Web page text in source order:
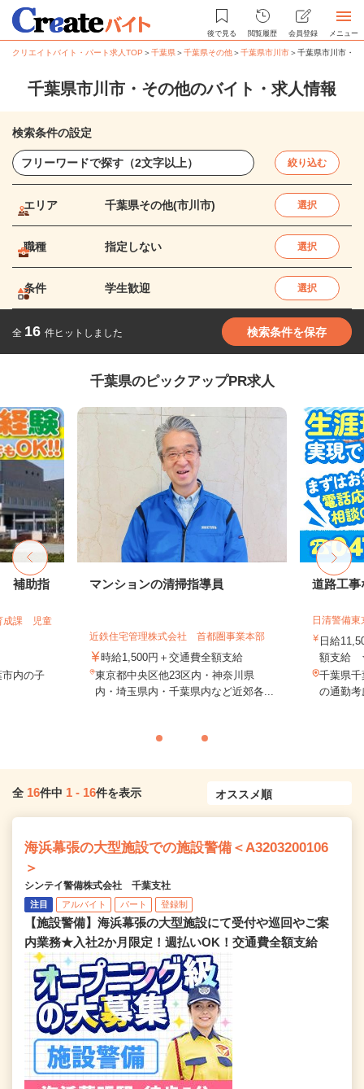
後で見る 閲覧履歴 会員登録 メニュー
クリエイトバイト・パート求人TOP ＞千葉県＞千葉県その他＞千葉県市川市＞千葉県市川市・
千葉県市川市・その他のバイト・求人情報
検索条件の設定
絞り込む
エリア 千葉県その他(市川市) 選択
職種 指定しない 選択
条件 学生歓迎 選択
全 16 件ヒットしました 検索条件を保存
千葉県のピックアップPR求人
補助指
成課 児童
内の子
マンションの清掃指導員
近鉄住宅管理株式会社 首都圏事業本部
時給1,500円＋交通費全額支給
東京都中央区他23区内・神奈川県
内・埼玉県内・千葉県内など近郊各...
道路工事
日清警備
日給
額支給
千葉県
の通勤
全 16件中 1 - 16件を表示
海浜幕張の大型施設での施設警備＜A3203200106
＞
シンテイ警備株式会社 千葉支社
注目 アルバイト パート 登録制
【施設警備】海浜幕張の大型施設にて受付や巡回やご案
内業務★入社2か月限定！週払いOK！交通費全額支給